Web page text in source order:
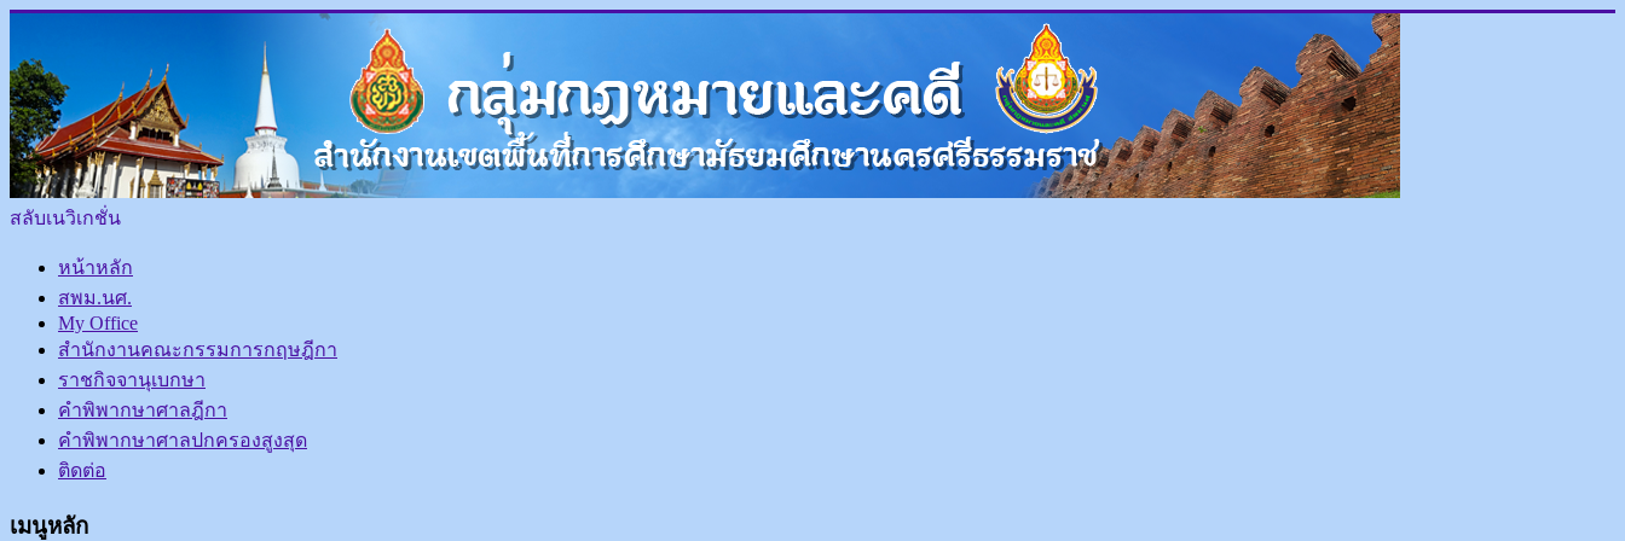
สลับเนวิเกชั่น
หน้าหลัก
สพม.นศ.
My Office
สำนักงานคณะกรรมการกฤษฎีกา
ราชกิจจานุเบกษา
คำพิพากษาศาลฎีกา
คำพิพากษาศาลปกครองสูงสุด
ติดต่อ
เมนูหลัก